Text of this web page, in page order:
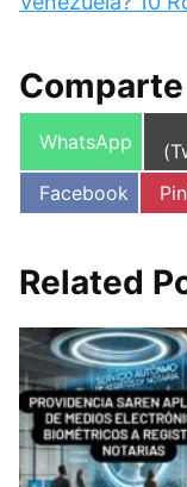
Compartir
WhatsApp
Compartir
en
Facebook
en
Related